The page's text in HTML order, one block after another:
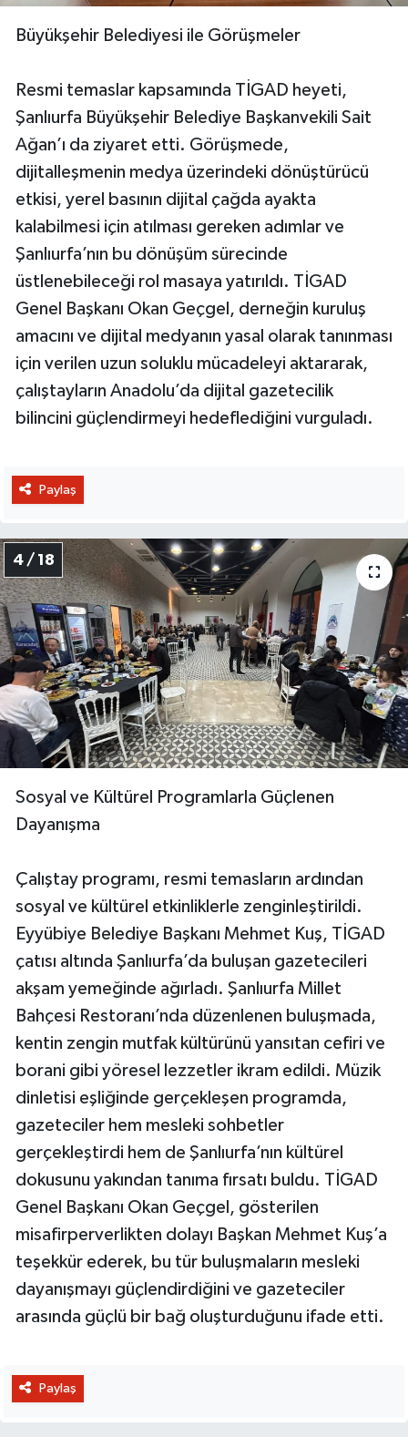
Büyükşehir Belediyesi ile Görüşmeler
Resmi temaslar kapsamında TİGAD heyeti,
Şanlıurfa Büyükşehir Belediye Başkanvekili Sait
Ağan’ı da ziyaret etti. Görüşmede,
dijitalleşmenin medya üzerindeki dönüştürücü
etkisi, yerel basının dijital çağda ayakta
kalabilmesi için atılması gereken adımlar ve
Şanlıurfa’nın bu dönüşüm sürecinde
üstlenebileceği rol masaya yatırıldı. TİGAD
Genel Başkanı Okan Geçgel, derneğin kuruluş
amacını ve dijital medyanın yasal olarak tanınması
için verilen uzun soluklu mücadeleyi aktararak,
çalıştayların Anadolu’da dijital gazetecilik
bilincini güçlendirmeyi hedeflediğini vurguladı.
Paylaş
4 / 18
Sosyal ve Kültürel Programlarla Güçlenen
Dayanışma
Çalıştay programı, resmi temasların ardından
sosyal ve kültürel etkinliklerle zenginleştirildi.
Eyyübiye Belediye Başkanı Mehmet Kuş, TİGAD
çatısı altında Şanlıurfa’da buluşan gazetecileri
akşam yemeğinde ağırladı. Şanlıurfa Millet
Bahçesi Restoranı’nda düzenlenen buluşmada,
kentin zengin mutfak kültürünü yansıtan cefiri ve
borani gibi yöresel lezzetler ikram edildi. Müzik
dinletisi eşliğinde gerçekleşen programda,
gazeteciler hem mesleki sohbetler
gerçekleştirdi hem de Şanlıurfa’nın kültürel
dokusunu yakından tanıma fırsatı buldu. TİGAD
Genel Başkanı Okan Geçgel, gösterilen
misafirperverlikten dolayı Başkan Mehmet Kuş’a
teşekkür ederek, bu tür buluşmaların mesleki
dayanışmayı güçlendirdiğini ve gazeteciler
arasında güçlü bir bağ oluşturduğunu ifade etti.
Paylaş